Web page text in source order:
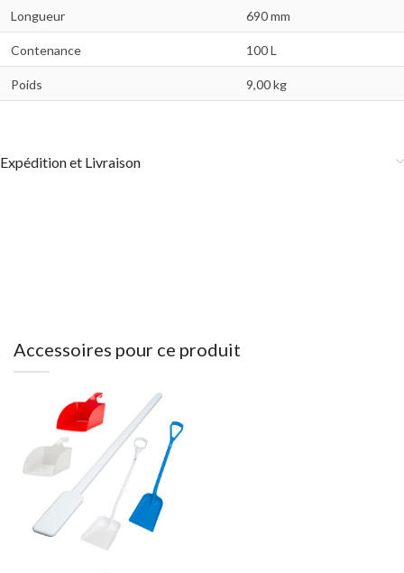
Longueur 690 mm
Contenance 100 L
Poids 9,00 kg
Expédition et Livraison
Accessoires pour ce produit